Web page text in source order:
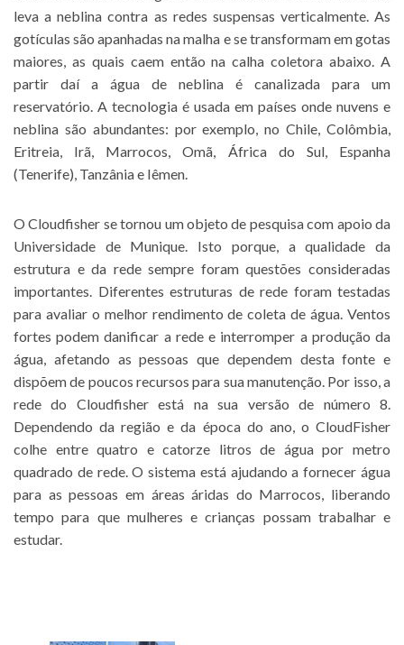
leva a neblina contra as redes suspensas verticalmente. As
gotículas são apanhadas na malha e se transformam em gotas
maiores, as quais caem então na calha coletora abaixo. A
partir daí a água de neblina é canalizada para um
reservatório. A tecnologia é usada em países onde nuvens e
neblina são abundantes: por exemplo, no Chile, Colômbia,
Eritreia, Irã, Marrocos, Omã, África do Sul, Espanha
(Tenerife), Tanzânia e Iêmen.
O Cloudfisher se tornou um objeto de pesquisa com apoio da
Universidade de Munique. Isto porque, a qualidade da
estrutura e da rede sempre foram questões consideradas
importantes. Diferentes estruturas de rede foram testadas
para avaliar o melhor rendimento de coleta de água. Ventos
fortes podem danificar a rede e interromper a produção da
água, afetando as pessoas que dependem desta fonte e
dispõem de poucos recursos para sua manutenção. Por isso, a
rede do Cloudfisher está na sua versão de número 8.
Dependendo da região e da época do ano, o CloudFisher
colhe entre quatro e catorze litros de água por metro
quadrado de rede. O sistema está ajudando a fornecer água
para as pessoas em áreas áridas do Marrocos, liberando
tempo para que mulheres e crianças possam trabalhar e
estudar.